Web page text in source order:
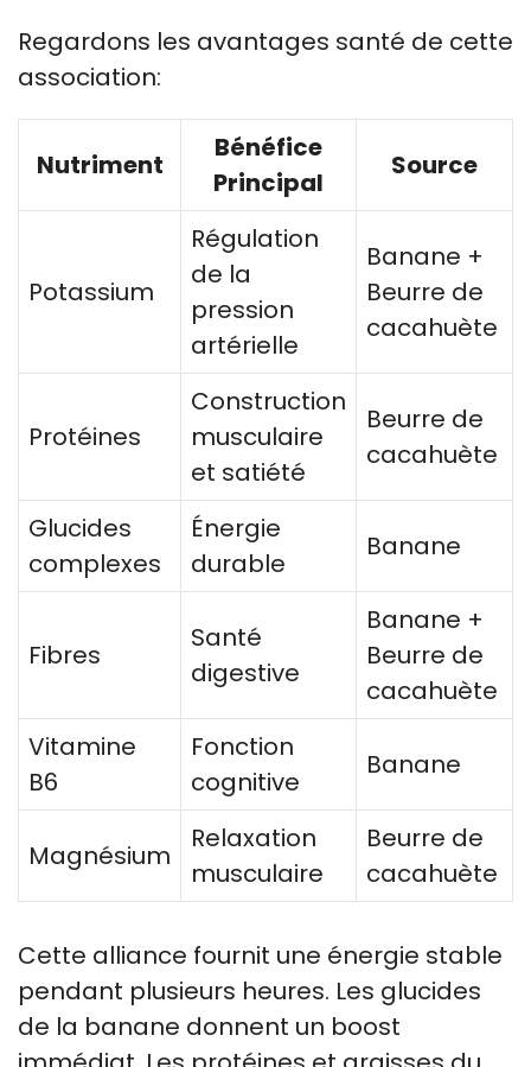
Regardons les avantages santé de cette
association:
Nutriment
Bénéfice
Principal
Source
Potassium
Régulation
de la
pression
artérielle
Banane +
Beurre de
cacahuète
Protéines
Construction
musculaire
et satiété
Beurre de
cacahuète
Glucides
complexes
Énergie
durable
Banane
Fibres
Santé
digestive
Banane +
Beurre de
cacahuète
Vitamine
B6
Fonction
cognitive
Banane
Magnésium
Relaxation
musculaire
Beurre de
cacahuète
Cette alliance fournit une énergie stable
pendant plusieurs heures. Les glucides
de la banane donnent un boost